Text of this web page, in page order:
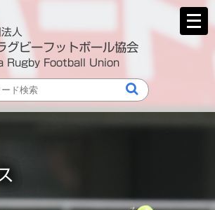
人
グビーフットボール協会
Rugby Football Union
メ
ニ
ュ
く